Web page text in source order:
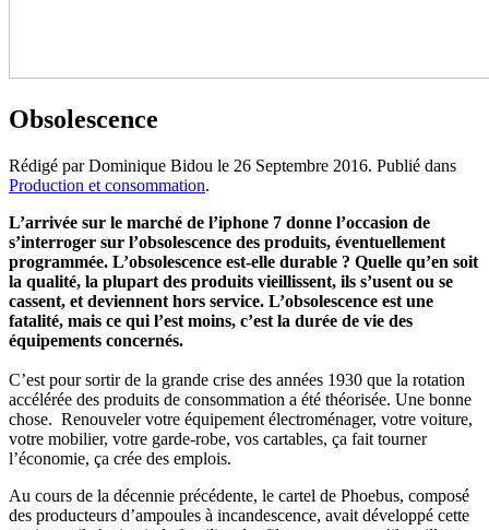
Obsolescence
Rédigé par Dominique Bidou le 26 Septembre 2016. Publié dans
Production et consommation.
L’arrivée sur le marché de l’iphone 7 donne l’occasion de
s’interroger sur l’obsolescence des produits, éventuellement
programmée. L’obsolescence est-elle durable ? Quelle qu’en soit
la qualité, la plupart des produits vieillissent, ils s’usent ou se
cassent, et deviennent hors service. L’obsolescence est une
fatalité, mais ce qui l’est moins, c’est la durée de vie des
équipements concernés.
C’est pour sortir de la grande crise des années 1930 que la rotation
accélérée des produits de consommation a été théorisée. Une bonne
chose. Renouveler votre équipement électroménager, votre voiture,
votre mobilier, votre garde-robe, vos cartables, ça fait tourner
l’économie, ça crée des emplois.
Au cours de la décennie précédente, le cartel de Phoebus, composé
des producteurs d’ampoules à incandescence, avait développé cette